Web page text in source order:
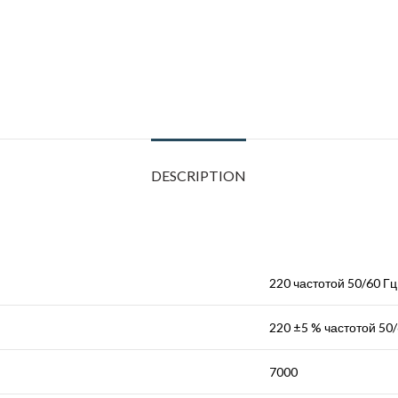
DESCRIPTION
220 частотой 50/60 Гц
220 ±5 % частотой
7000